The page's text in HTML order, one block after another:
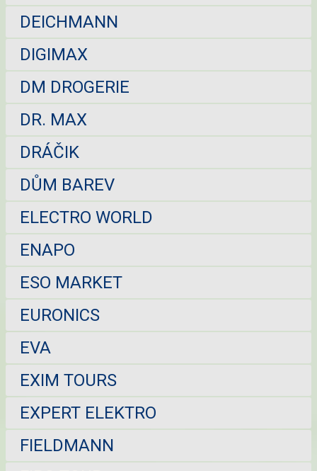
DEICHMANN
DIGIMAX
DM DROGERIE
DR. MAX
DRÁČIK
DŮM BAREV
ELECTRO WORLD
ENAPO
ESO MARKET
EURONICS
EVA
EXIM TOURS
EXPERT ELEKTRO
FIELDMANN